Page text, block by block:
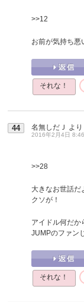
>>12
お前が気持ち悪
それな！
44 名無しだＪ より
2016年2月4日
>>28
大きなお世話だ
クソが！
アイドル何だか
JUMPのファン
それな！